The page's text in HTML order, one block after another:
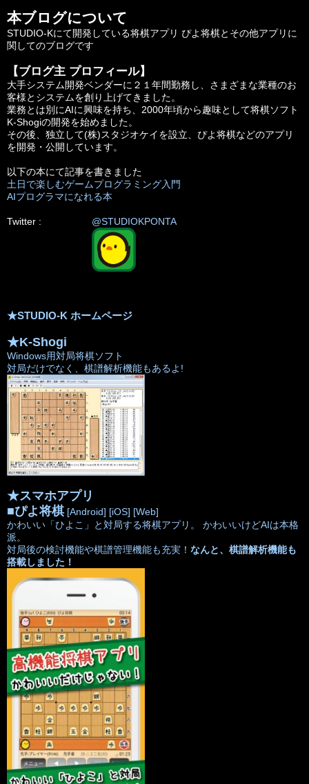
ゲ
ー
シ
ョ
ン
本ブログについて
STUDIO-Kにて開発している将棋アプリ ぴよ将棋とその他アプリに
関してのブログです
【ブログ主 プロフィール】
大手システム開発ベンダーに２１年間勤務し、さまざまな業種のお
客様とシステムを創り上げてきました。
業務とは別にAIに興味を持ち、2000年頃から趣味として将棋ソフト
K-Shogiの開発を始めました。
その後、独立して(株)スタジオケイを設立、ぴよ将棋などのアプリ
を開発・公開しています。
以下の本にて記事を書きました
土日で楽しむゲームプログラミング入門
AIプログラマになれる本
Twitter : @STUDIOKPONTA
★STUDIO-K ホームページ
★K-Shogi
Windows用対局将棋ソフト
対局だけでなく、棋譜解析機能もあるよ!
★スマホアプリ
■ぴよ将棋 [Android] [iOS] [Web]
かわいい「ひよこ」と対局する将棋アプリ。 かわいいけどAIは本格
派。
対局後の検討機能や棋譜管理機能も充実！ なんと、棋譜解析機能も
搭載しました！